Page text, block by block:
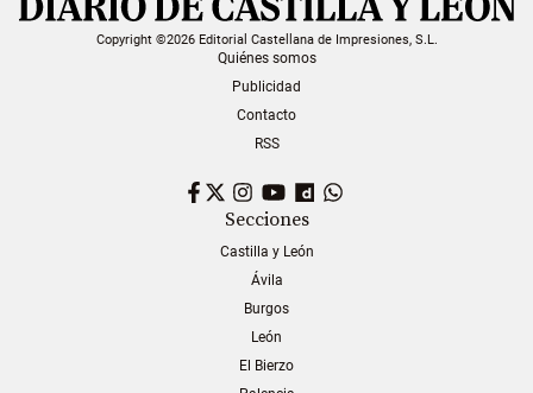
Copyright ©2026 Editorial Castellana de Impresiones, S.L.
Quiénes somos
Publicidad
Contacto
RSS
Facebook
TwitterInstagram
YouTubeDailymotion
Secciones
Castilla y León
Ávila
Burgos
León
El Bierzo